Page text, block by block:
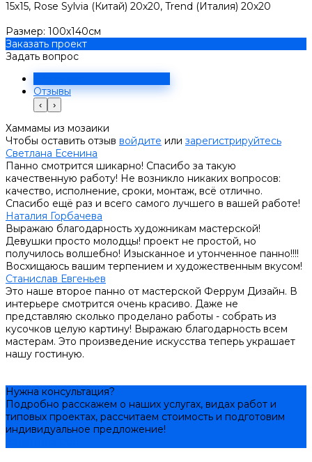
15х15, Rose Sylvia (Китай) 20х20, Trend (Италия) 20х20
Размер: 100х140см
Заказать проект
Задать вопрос
Отзывы
‹ ›
Хаммамы из мозаики
Чтобы оставить отзыв войдите или зарегистрируйтесь
Светлана Есенина
Панно смотрится шикарно! Спасибо за такую
качественную работу! Не возникло никаких вопросов:
качество, исполнение, сроки, монтаж, всё отлично.
Спасибо ещё раз и всего самого лучшего в вашей работе!
Наталия Горбачева
Выражаю благодарность художникам мастерской!
Девушки просто молодцы! проект не простой, но
получилось волшебно! Изысканное и утонченное панно!!!!
Восхищаюсь вашим терпением и художественным вкусом!
Станислав Евгеньев
Это наше второе панно от мастерской Феррум Дизайн. В
интерьере смотрится очень красиво. Даже не
представляю сколько проделано работы - собрать из
кусочков целую картину! Выражаю благодарность всем
мастерам. Это произведение искусства теперь украшает
нашу гостиную.
Нужна консультация?
Подробно расскажем о наших услугах, видах работ и
типовых проектах, рассчитаем стоимость и подготовим
индивидуальное предложение!